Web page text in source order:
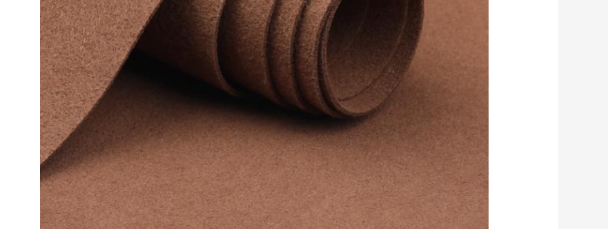
একটি বার্তা রেখে যান
আমরা শীঘ্রই আপনাকে আবার কল করব!